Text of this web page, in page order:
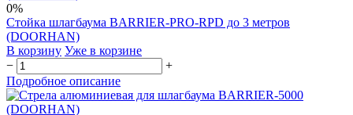
0%
Стойка шлагбаума BARRIER-PRO-RPD до 3 метров
(DOORHAN)
В корзину Уже в корзине
−
+
Подробное описание